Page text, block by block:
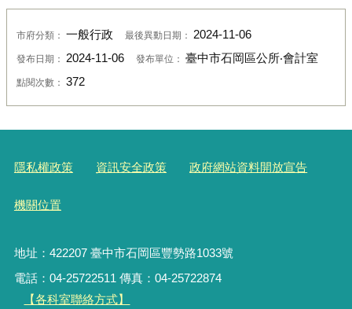
市府分類： 一般行政 最後異動日期： 2024-11-06
發布日期： 2024-11-06 發布單位： 臺中市石岡區公所‧會計室
點閱次數： 372
隱私權政策 資訊安全政策 政府網站資料開放宣告
機關位置
地址：422207 臺中市石岡區豐勢路1033號
電話：04-25722511 傳真：04-25722874
【各科室聯絡方式】